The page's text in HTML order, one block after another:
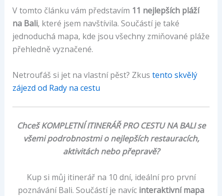
V tomto článku vám představím 11 nejlepších pláží
na Bali, které jsem navštívila. Součástí je také
jednoduchá mapa, kde jsou všechny zmiňované pláže
přehledně vyznačené.
Netroufáš si jet na vlastní pěst? Zkus tento skvělý
zájezd od Rady na cestu
Chceš KOMPLETNÍ ITINERÁŘ PRO CESTU NA BALI se
všemi podrobnostmi o nejlepších restauracích,
aktivitách nebo přepravě?
Kup si můj itinerář na 10 dní, ideální pro první
poznávání Bali. Součástí je navíc interaktivní mapa